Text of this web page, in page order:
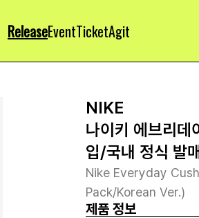
ReleaseEventTicketAgit
NIKE
나이키 에브리
입/국내 정식 발
Nike Everyday
Pack/Korean Ver.)
제품 정보